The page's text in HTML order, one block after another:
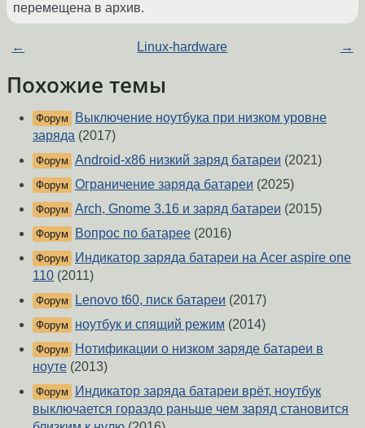
перемещена в архив.
← Linux-hardware →
Похожие темы
Форум
Выключение ноутбука при низком уровне
заряда (2017)
Форум Android-x86 низкий заряд батареи (2021)
Форум Ограничение заряда батареи (2025)
Форум Arch, Gnome 3.16 и заряд батареи (2015)
Форум Вопрос по батарее (2016)
Форум
Индикатор заряда батареи на Acer aspire one
110 (2011)
Форум Lenovo t60, писк батареи (2017)
Форум ноутбук и спящий режим (2014)
Форум
Нотификации о низком заряде батареи в
ноуте (2013)
Форум
Индикатор заряда батареи врёт, ноутбук
выключается гораздо раньше чем заряд становится